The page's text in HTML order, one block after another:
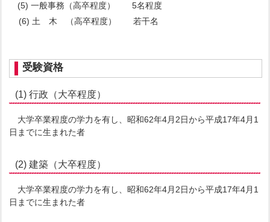
(5) 一般事務（高卒程度） 5名程度
(6) 土 木 （高卒程度） 若干名
受験資格
(1) 行政（大卒程度）
大学卒業程度の学力を有し、昭和62年4月2日から平成17年4月1
日までに生まれた者
(2) 建築（大卒程度）
大学卒業程度の学力を有し、昭和62年4月2日から平成17年4月1
日までに生まれた者